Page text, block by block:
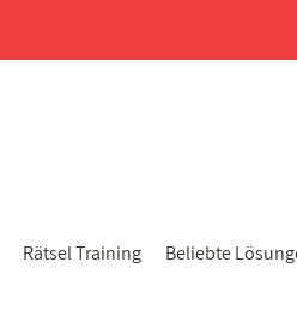
Rätsel Training Beliebte